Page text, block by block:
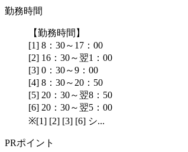
勤務時間
【勤務時間】
[1] 8：30～17：00
[2] 16：30～翌1：00
[3] 0：30～9：00
[4] 8：30～20：50
[5] 20：30～翌8：50
[6] 20：30～翌5：00
※[1] [2] [3] [6] シ...
PRポイント